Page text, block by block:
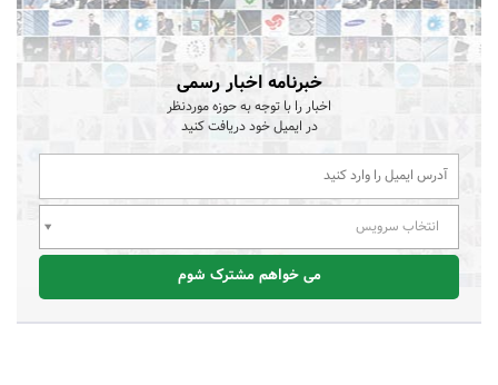
خبرنامه اخبار رسمی
اخبار را با توجه به حوزه موردنظر
در ایمیل خود دریافت کنید
انتخاب سرویس
می خواهم مشترک شوم